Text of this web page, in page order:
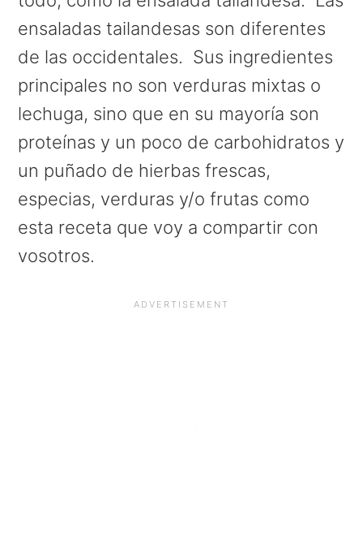
ensaladas tailandesas son diferentes
de las occidentales. Sus ingredientes
principales no son verduras mixtas o
lechuga, sino que en su mayoría son
proteínas y un poco de carbohidratos y
un puñado de hierbas frescas,
especias, verduras y/o frutas como
esta receta que voy a compartir con
vosotros.